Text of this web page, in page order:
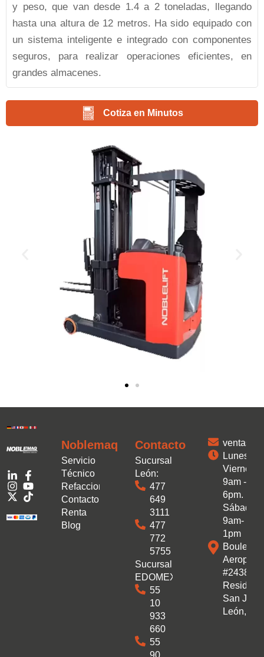
y peso, que van desde 1.4 a 2 toneladas, llegando
hasta una altura de 12 metros. Ha sido equipado con
un sistema inteligente e integrado con componentes
seguros, para realizar operaciones eficientes, en
grandes almacenes.
Cotiza en Minutos
Noblemaq
Servicio
Técnico
Refacciones
Contacto
Renta
Blog
Contacto
Sucursal
León:
477
649
3111
477
772
5755
Sucursal
EDOMEX:
55
10
933
660
55
90
Lunes a
Viernes:
9am -
6pm.
Sábado:
9am-
1pm
#2438
San
León,